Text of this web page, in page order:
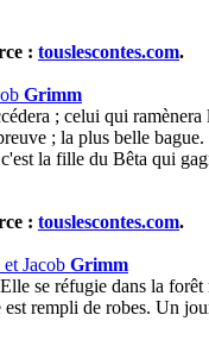
: touslescontes.com.
Grimm
; celui qui
; la plus belle
la fille du Bêta qui
: touslescontes.com.
Jacob Grimm
se réfugie dans la
rempli de robes. Un